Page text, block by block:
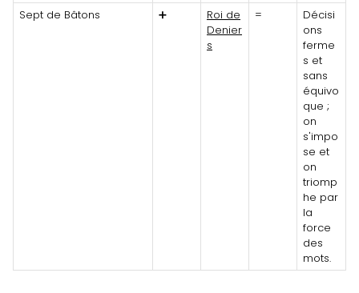
Sept de Bâtons
➕
Roi de
Denier
s
=
Décisi
ons
ferme
s et
sans
équivo
que ;
on
s'impo
se et
on
triomp
he par
la
force
des
mots.